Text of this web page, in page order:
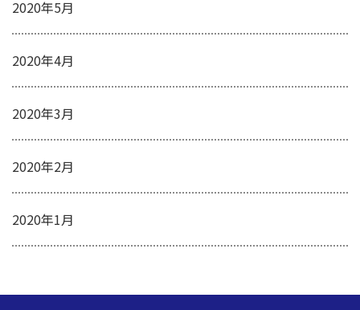
2020年5月
2020年4月
2020年3月
2020年2月
2020年1月